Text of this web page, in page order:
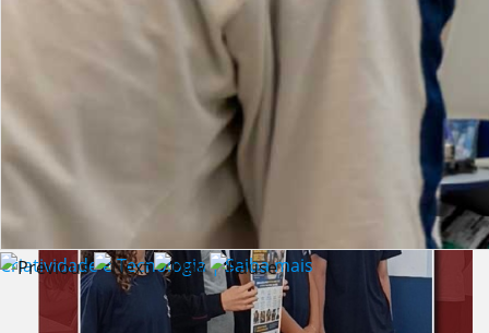
Criatividade e Tecnologia | Saiba mais